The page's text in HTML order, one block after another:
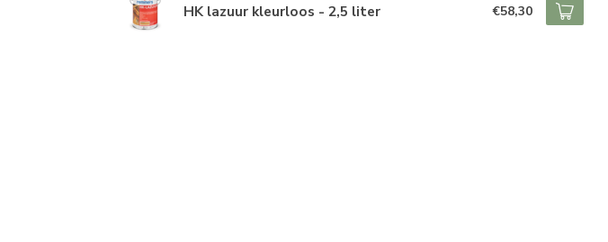
HK lazuur kleurloos - 2,5 liter €58,30